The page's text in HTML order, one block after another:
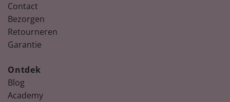
Contact
Bezorgen
Retourneren
Garantie
Ontdek
Blog
Academy